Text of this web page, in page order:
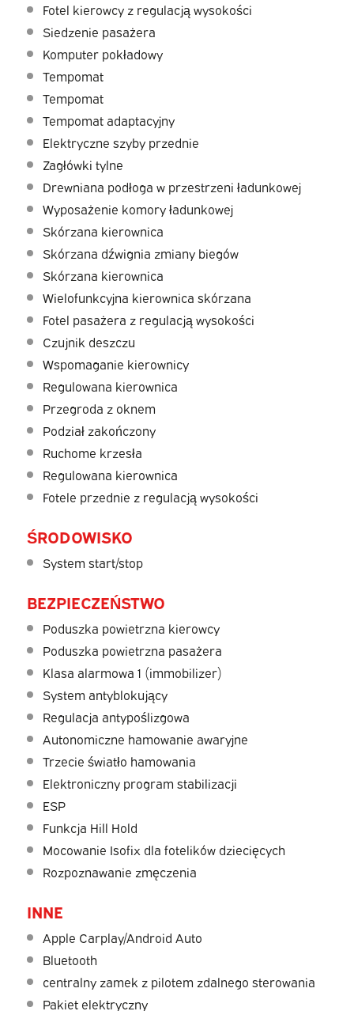
Fotel kierowcy z regulacją wysokości
Siedzenie pasażera
Komputer pokładowy
Tempomat
Tempomat
Tempomat adaptacyjny
Elektryczne szyby przednie
Zagłówki tylne
Drewniana podłoga w przestrzeni ładunkowej
Wyposażenie komory ładunkowej
Skórzana kierownica
Skórzana dźwignia zmiany biegów
Skórzana kierownica
Wielofunkcyjna kierownica skórzana
Fotel pasażera z regulacją wysokości
Czujnik deszczu
Wspomaganie kierownicy
Regulowana kierownica
Przegroda z oknem
Podział zakończony
Ruchome krzesła
Regulowana kierownica
Fotele przednie z regulacją wysokości
ŚRODOWISKO
System start/stop
BEZPIECZEŃSTWO
Poduszka powietrzna kierowcy
Poduszka powietrzna pasażera
Klasa alarmowa 1 (immobilizer)
System antyblokujący
Regulacja antypoślizgowa
Autonomiczne hamowanie awaryjne
Trzecie światło hamowania
Elektroniczny program stabilizacji
ESP
Funkcja Hill Hold
Mocowanie Isofix dla fotelików dziecięcych
Rozpoznawanie zmęczenia
INNE
Apple Carplay/Android Auto
Bluetooth
centralny zamek z pilotem zdalnego sterowania
Pakiet elektryczny